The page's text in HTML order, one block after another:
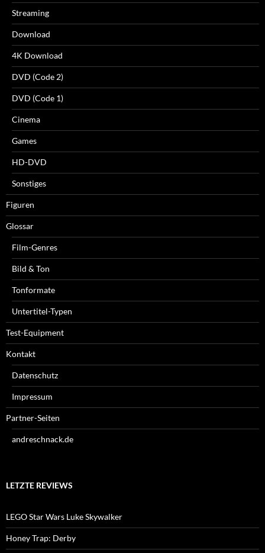
Streaming
Download
4K Download
DVD (Code 2)
DVD (Code 1)
Cinema
Games
HD-DVD
Sonstiges
Figuren
Glossar
Film-Genres
Bild & Ton
Tonformate
Untertitel-Typen
Test-Equipment
Kontakt
Datenschutz
Impressum
Partner-Seiten
andreschnack.de
LETZTE REVIEWS
LEGO Star Wars Luke Skywalker
Honey Trap: Derby